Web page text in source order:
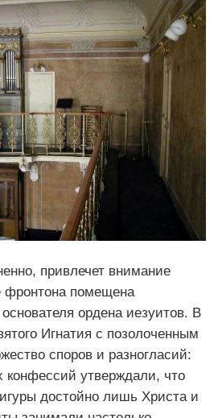
привлечет внимание
фронтона помещена
ордена иезуитов. В
Игнатия с позолоченным
споров и разногласий:
конфессий утверждали, что
достойно лишь Христа и